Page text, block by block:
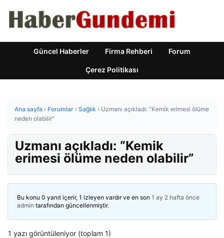
Güncel Haberler Firma Rehberi Forum
Çerez Politikası
Ana sayfa › Forumlar › Sağlık › Uzmanı açıkladı: “Kemik erimesi ölüme
neden olabilir”
Uzmanı açıkladı: “Kemik
erimesi ölüme neden olabilir”
Bu konu 0 yanıt içerir, 1 izleyen vardır ve en son 1 ay 2 hafta önce
admin tarafından güncellenmiştir.
1 yazı görüntüleniyor (toplam 1)